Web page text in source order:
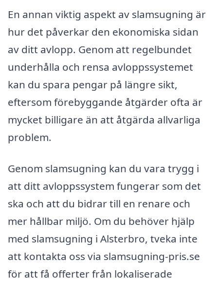
En annan viktig aspekt av slamsugning är
hur det påverkar den ekonomiska sidan
av ditt avlopp. Genom att regelbundet
underhålla och rensa avloppssystemet
kan du spara pengar på längre sikt,
eftersom förebyggande åtgärder ofta är
mycket billigare än att åtgärda allvarliga
problem.
Genom slamsugning kan du vara trygg i
att ditt avloppssystem fungerar som det
ska och att du bidrar till en renare och
mer hållbar miljö. Om du behöver hjälp
med slamsugning i Alsterbro, tveka inte
att kontakta oss via slamsugning-pris.se
för att få offerter från lokaliserade